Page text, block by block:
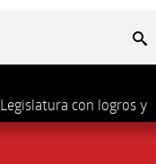
con logros y